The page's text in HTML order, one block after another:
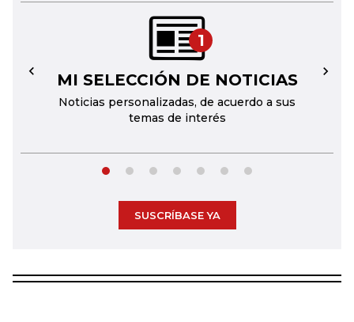
1
MI SELECCIÓN DE NOTICIAS
Noticias personalizadas, de acuerdo a sus
temas de interés
← →
SUSCRÍBASE YA